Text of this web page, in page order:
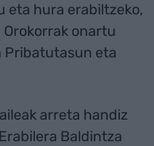
eta hura erabiltzeko,
onartu
Pribatutasun eta
arreta handiz
Baldintza